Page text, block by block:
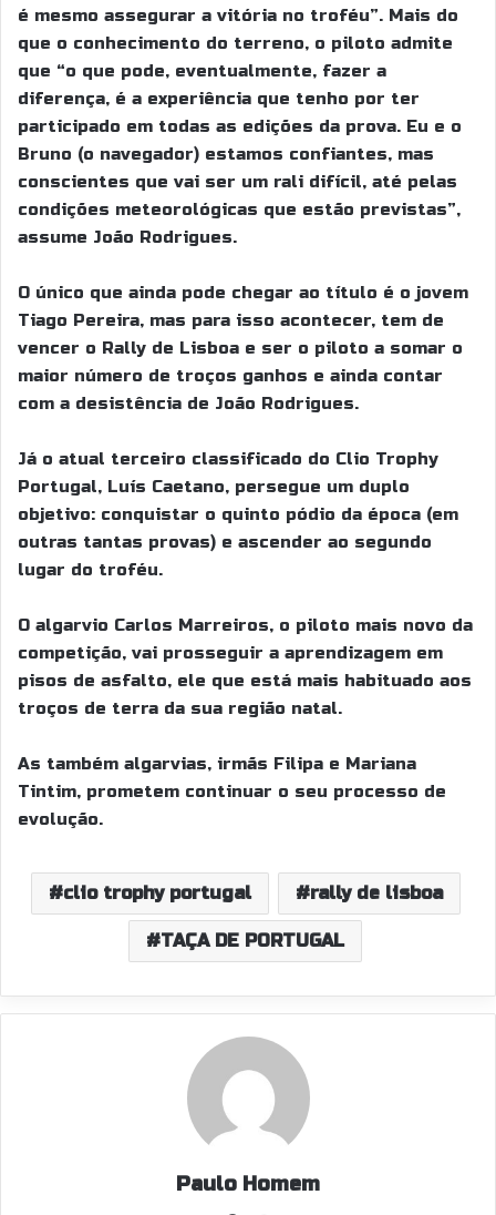
é mesmo assegurar a vitória no troféu”. Mais do
que o conhecimento do terreno, o piloto admite
que “o que pode, eventualmente, fazer a
diferença, é a experiência que tenho por ter
participado em todas as edições da prova. Eu e o
Bruno (o navegador) estamos confiantes, mas
conscientes que vai ser um rali difícil, até pelas
condições meteorológicas que estão previstas”,
assume João Rodrigues.
O único que ainda pode chegar ao título é o jovem
Tiago Pereira, mas para isso acontecer, tem de
vencer o Rally de Lisboa e ser o piloto a somar o
maior número de troços ganhos e ainda contar
com a desistência de João Rodrigues.
Já o atual terceiro classificado do Clio Trophy
Portugal, Luís Caetano, persegue um duplo
objetivo: conquistar o quinto pódio da época (em
outras tantas provas) e ascender ao segundo
lugar do troféu.
O algarvio Carlos Marreiros, o piloto mais novo da
competição, vai prosseguir a aprendizagem em
pisos de asfalto, ele que está mais habituado aos
troços de terra da sua região natal.
As também algarvias, irmãs Filipa e Mariana
Tintim, prometem continuar o seu processo de
evolução.
clio trophy portugal rally de lisboa
TAÇA DE PORTUGAL
Paulo Homem